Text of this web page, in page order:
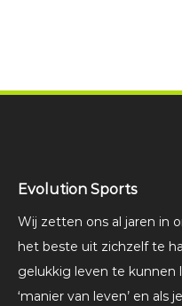
Evolution Sports
Wij zetten ons al jaren in
het beste uit zichzelf te
gelukkig leven te kunnen
‘manier van leven’ en als